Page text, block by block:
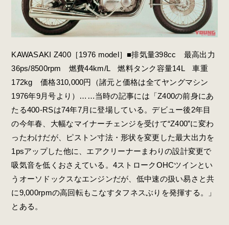
KAWASAKI Z400［1976 model］■排気量398cc 最高出力
36ps/8500rpm 燃費44km/L 燃料タンク容量14L 車重
172kg 価格310,000円（諸元と価格は全てヤングマシン
1976年9月号より）……当時の記事には「Z400の前身にあ
たる400-RSは74年7月に登場している。デビュー後2年目
の今年春、大幅なマイナーチェンジを受けて“Z400”に変わ
ったわけだが、ピストン寸法・形状を変更した最大出力を
1psアップした他に、エアクリーナーまわりの設計変更で
吸気音を低くおさえている。4ストロークOHCツインとい
うオーソドックスなエンジンだが、低中速の扱い易さと共
に9,000rpmの高回転もこなすタフネスぶりを発揮する。」
とある。